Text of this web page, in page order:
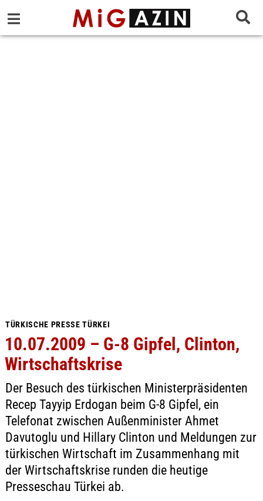
TÜRKISCHE PRESSE TÜRKEI
10.07.2009 – G-8 Gipfel, Clinton,
Wirtschaftskrise
Der Besuch des türkischen Ministerpräsidenten
Recep Tayyip Erdogan beim G-8 Gipfel, ein
Telefonat zwischen Außenminister Ahmet
Davutoglu und Hillary Clinton und Meldungen zur
türkischen Wirtschaft im Zusammenhang mit
der Wirtschaftskrise runden die heutige
Presseschau Türkei ab.